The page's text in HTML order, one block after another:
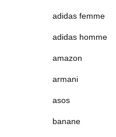
adidas femme
adidas homme
amazon
armani
asos
banane